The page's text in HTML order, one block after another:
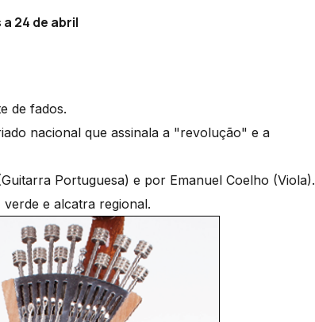
24 de abril
de fados.
nacional que assinala a "revolução" e a
Portuguesa) e por Emanuel Coelho (Viola).
e alcatra regional.